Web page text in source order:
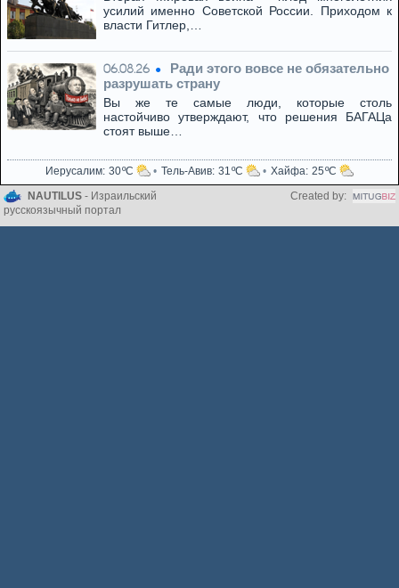
усилий именно Советской России. Приходом к
власти Гитлер,…
06.08.26
Ради этого вовсе не обязательно
разрушать страну
Вы же те самые люди, которые столь
настойчиво утверждают, что решения БАГАЦа
стоят выше…
Иерусалим 30 Тель-Авив 31 Хайфа 25
NAUTILUS - Израильский
русскоязычный портал
Created by: